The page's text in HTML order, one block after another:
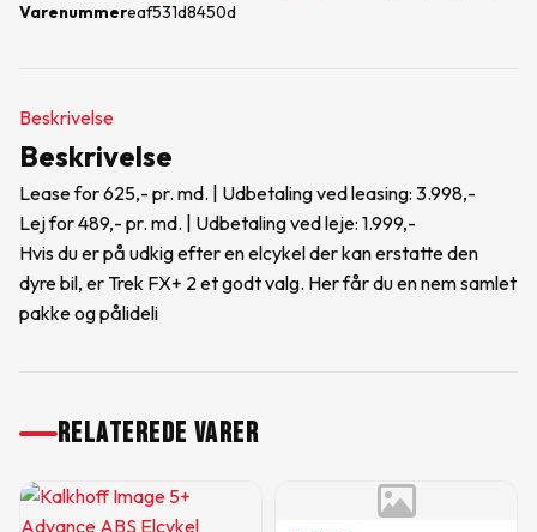
Varenummereaf531d8450d
Beskrivelse
Beskrivelse
Lease for 625,- pr. md. | Udbetaling ved leasing: 3.998,-
Lej for 489,- pr. md. | Udbetaling ved leje: 1.999,-
Hvis du er på udkig efter en elcykel der kan erstatte den
dyre bil, er Trek FX+ 2 et godt valg. Her får du en nem samlet
pakke og pålideli
RELATEREDE VARER